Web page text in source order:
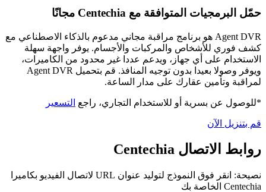
حمّل البرمجيات المتوافقة مع Centechia مجانًا
Agent DVR هو برنامج مراقبة مجاني مدعوم بالذكاء الاصطناعي مع
كشف فوري للأشخاص والمركبات والأجسام. يوفر واجهة سهلة
الاستخدام على أي جهاز، ويدعم عددا غير محدود من الكاميرات،
ويوفر وصولا بعيدا بدون توجيه المنافذ. قم بتحميل Agent DVR
لمراقبة وتأمين عقارك على مدار الساعة.
*للوصول عن بسرية أو للاستخدام التجاري، راجع التسعير
قم بتنزيل الآن
روابط الاتصال Centechia
نصيحة: انقر فوق النموذج لتوليد عنوان URL لاتصال الفيديو بكاميرا
Centechia الخاصة بك